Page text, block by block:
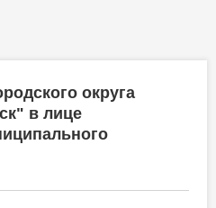
округа
в лице